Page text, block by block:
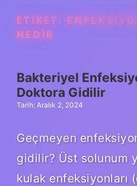
ETIKET:
NEDIR
Bakteriyel
Doktora Gidilir
Tarih: Aralık 2, 2024
Geçmeyen
gidilir? Üst solunum
kulak enfeksiyonları